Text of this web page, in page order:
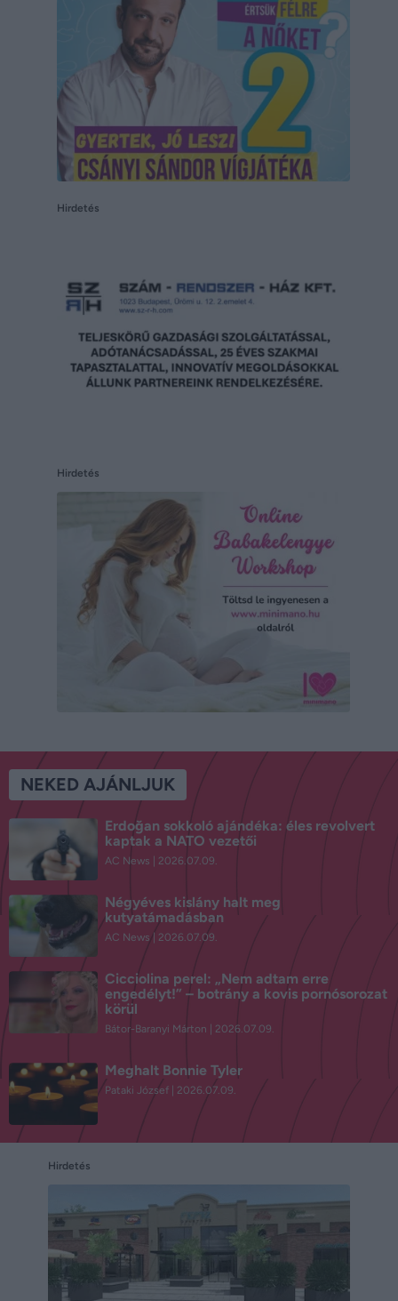
Hirdetés
Hirdetés
NEKED AJÁNLJUK
Erdoğan sokkoló ajándéka: éles revolvert
kaptak a NATO vezetői
AC News 2026.07.09.
Négyéves kislány halt meg
kutyatámadásban
AC News 2026.07.09.
Cicciolina perel: „Nem adtam erre
engedélyt!” – botrány a kovis pornósorozat
körül
Bátor-Baranyi Márton 2026.07.09.
Meghalt Bonnie Tyler
Pataki József 2026.07.09.
Hirdetés